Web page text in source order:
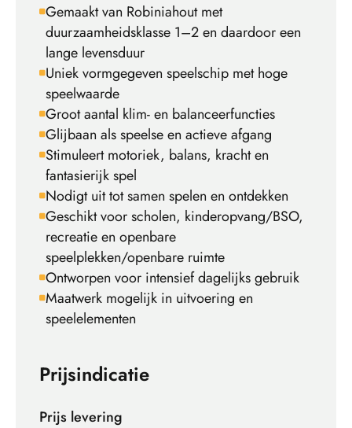
Gemaakt van Robiniahout met
duurzaamheidsklasse 1–2 en daardoor een
lange levensduur
Uniek vormgegeven speelschip met hoge
speelwaarde
Groot aantal klim- en balanceerfuncties
Glijbaan als speelse en actieve afgang
Stimuleert motoriek, balans, kracht en
fantasierijk spel
Nodigt uit tot samen spelen en ontdekken
Geschikt voor scholen, kinderopvang/BSO,
recreatie en openbare
speelplekken/openbare ruimte
Ontworpen voor intensief dagelijks gebruik
Maatwerk mogelijk in uitvoering en
speelelementen
Prijsindicatie
Prijs levering